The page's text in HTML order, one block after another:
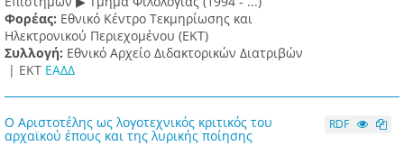
Φορέας: Εθνικό Κέντρο Τεκμηρίωσης και
Ηλεκτρονικού Περιεχομένου (ΕΚΤ)
Συλλογή: Εθνικό Αρχείο Διδακτορικών Διατριβών
| ΕΚΤ ΕΑΔΔ
Ο Αριστοτέλης ως λογοτεχνικός κριτικός του
αρχαϊκού έπους και της λυρικής ποίησης
RDF